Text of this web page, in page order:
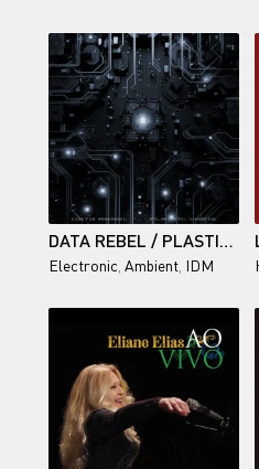
DATA REBEL / PLASTIC VEINS
Electronic Ambient IDM